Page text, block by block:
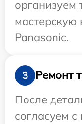
организуем
мастерскую
Panasonic.
3
Ремонт
После
согласуем с